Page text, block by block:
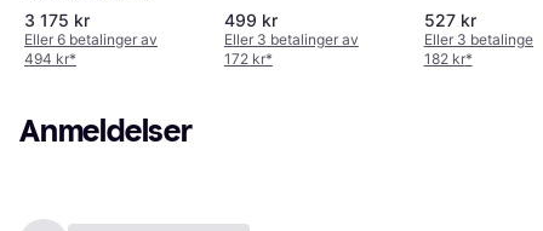
3 175 kr
Eller 6 betalinger av
494 kr*
499 kr
Eller 3 betalinger av
172 kr*
527 kr
Eller 3 betalinger
182 kr*
Anmeldelser